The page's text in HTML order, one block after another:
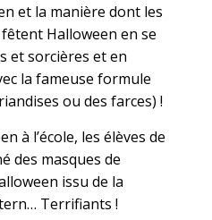
et la manière dont les
Halloween en se
et sorcières et en
la fameuse formule
ou des farces) !
à l’école, les élèves de
des masques de
issu de la
Terrifiants !